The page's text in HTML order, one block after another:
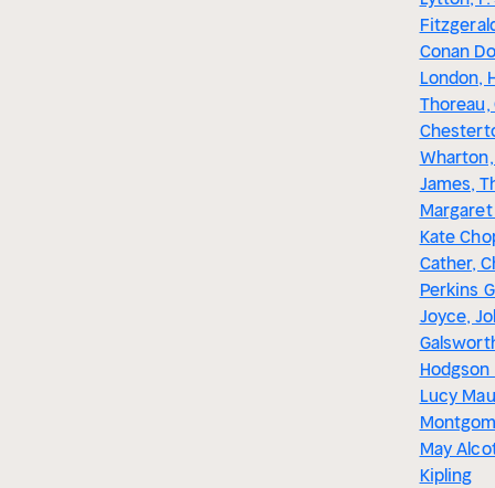
Conan
London,
Thoreau,
James,
Kate
Cather,
Perkins
Joyce,
Lucy
May
Kipling